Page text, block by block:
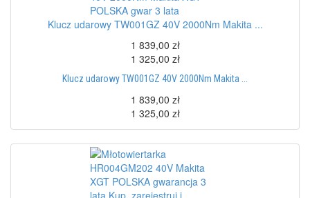
Klucz udarowy TW001GZ 40V 2000Nm Makita ...
1 839,00 zł
1 325,00 zł
Klucz udarowy TW001GZ 40V 2000Nm Makita ...
1 839,00 zł
1 325,00 zł